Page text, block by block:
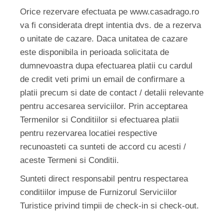
Orice rezervare efectuata pe www.casadrago.ro
va fi considerata drept intentia dvs. de a rezerva
o unitate de cazare. Daca unitatea de cazare
este disponibila in perioada solicitata de
dumnevoastra dupa efectuarea platii cu cardul
de credit veti primi un email de confirmare a
platii precum si date de contact / detalii relevante
pentru accesarea serviciilor. Prin acceptarea
Termenilor si Conditiilor si efectuarea platii
pentru rezervarea locatiei respective
recunoasteti ca sunteti de accord cu acesti /
aceste Termeni si Conditii.
Sunteti direct responsabil pentru respectarea
conditiilor impuse de Furnizorul Serviciilor
Turistice privind timpii de check-in si check-out.